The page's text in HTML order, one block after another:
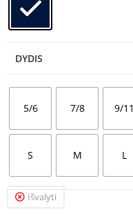
DYDIS
5/6 7/8 9/11
S M L
Išvalyti